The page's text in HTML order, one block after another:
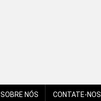
SOBRE NÓS CONTATE-NOS